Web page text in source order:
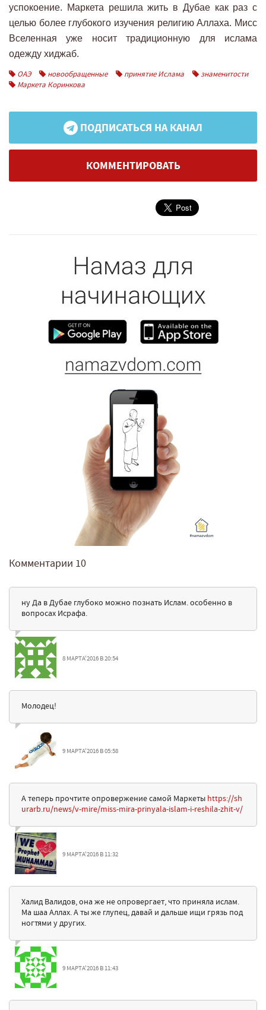
успокоение. Маркета решила жить в Дубае как раз с
целью более глубокого изучения религию Аллаха. Мисс
Вселенная уже носит традиционную для ислама
одежду хиджаб.
ОАЭ
новообращенные принятие Ислама
знаменитости
Маркета Коринкова
ПОДПИСАТЬСЯ НА КАНАЛ
КОММЕНТИРОВАТЬ
Комментарии 10
ну Да в Дубае глубоко можно познать Ислам. особенно в
вопросах Исрафа.
8 МАРТА'2016 В 20:54
Молодец!
9 МАРТА'2016 В 05:58
А теперь прочтите опровержение самой Маркеты https://sh
urarb.ru/news/v-mire/miss-mira-prinyala-islam-i-reshila-zhit-v/
9 МАРТА'2016 В 11:32
Халид Валидов, она же не опровергает, что приняла ислам.
Ма шаа Аллах. А ты же глупец, давай и дальше ищи грязь под
ногтями у других.
9 МАРТА'2016 В 11:43